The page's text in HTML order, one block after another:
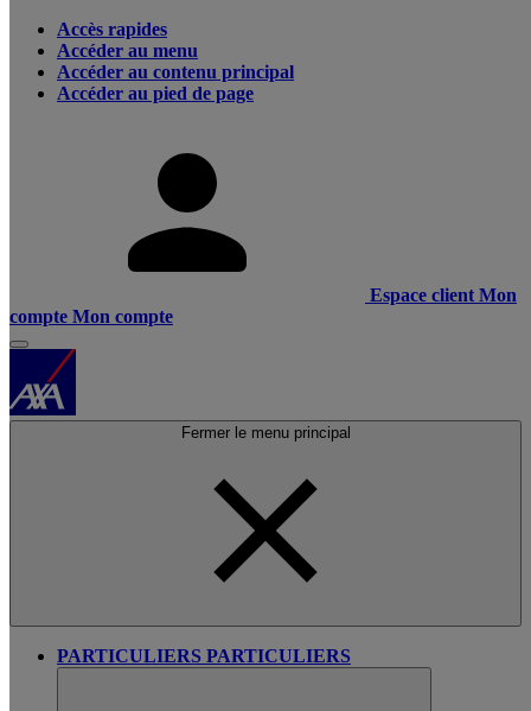
Accès rapides
Accéder au menu
Accéder au contenu principal
Accéder au pied de page
Espace client Mon
compte Mon compte
Fermer le menu principal
PARTICULIERS PARTICULIERS